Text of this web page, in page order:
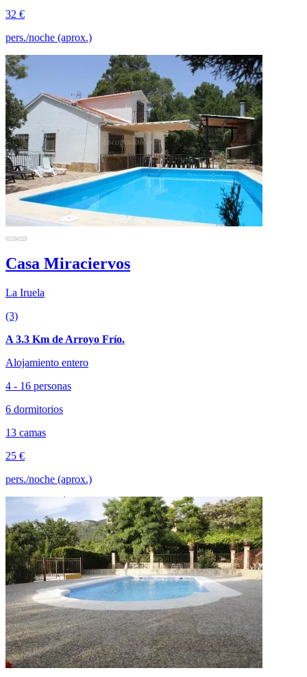
32 €
pers./noche (aprox.)
Casa Miraciervos
La Iruela
(3)
A 3.3 Km de Arroyo Frío.
Alojamiento entero
4 - 16 personas
6 dormitorios
13 camas
25 €
pers./noche (aprox.)